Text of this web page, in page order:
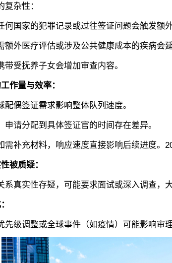
杂性：
家的犯罪记录或过往签证问题会触发额外
医疗评估或涉及公共健康成本的疾病会延
受抚养子女会增加审查内容。
量与效率：
偶签证需求影响整体队列速度。
请分配到具体签证官的时间存在差异。
充材料，响应速度直接影响后续进度。
被质疑：
实性存疑，可能要求面试或深入调查，大
调整或全球事件（如疫情）可能影响审理